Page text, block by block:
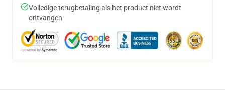
Volledige terugbetaling als het product niet wordt
ontvangen